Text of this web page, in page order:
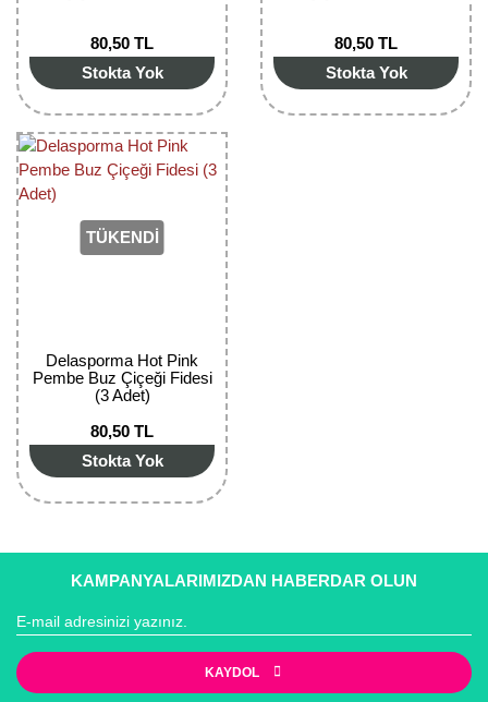
80,50 TL
Stokta Yok
80,50 TL
Stokta Yok
TÜKENDİ
Delasporma Hot Pink
Pembe Buz Çiçeği Fidesi
(3 Adet)
80,50 TL
Stokta Yok
KAMPANYALARIMIZDAN HABERDAR OLUN
KAYDOL
Kestane Fidanı
Kivi Fidanı
Kızılcık Fidanı
Liçi Fidanı
Longan Fidanı
Malta Eriği Fidanı
Mango Fidanı
Muşmula Fidanı
Muz Fidanı